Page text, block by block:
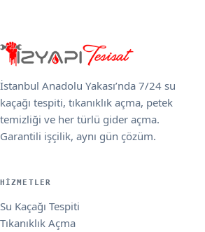
İstanbul Anadolu Yakası’nda 7/24 su
kaçağı tespiti, tıkanıklık açma, petek
temizliği ve her türlü gider açma.
Garantili işçilik, aynı gün çözüm.
HIZMETLER
Su Kaçağı Tespiti
Tıkanıklık Açma